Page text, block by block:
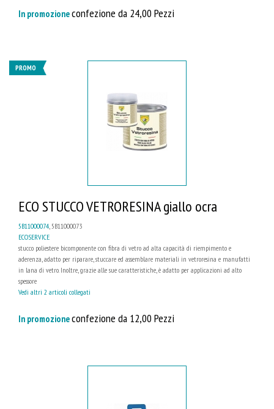
In promozioneconfezione da 24,00 Pezzi
PROMO
ECO STUCCO VETRORESINA giallo ocra
5B11000074 , 5B11000073
ECOSERVICE
stucco poliestere bicomponente con fibra di vetro ad alta capacità di riempimento e
aderenza, adatto per riparare, stuccare ed assemblare materiali in vetroresina e manufatti
in lana di vetro. Inoltre, grazie alle sue caratteristiche, è adatto per applicazioni ad alto
spessore
Vedi altri 2 articoli collegati
In promozioneconfezione da 12,00 Pezzi